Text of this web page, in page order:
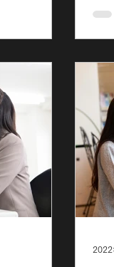
思
の記
と付
が彼
付き
そ
ら
ンの
覚を
や性
て、
博
た
2022